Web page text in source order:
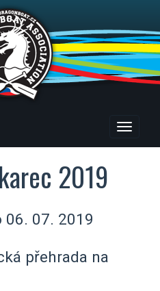
Menu
2019
06. 07. 2019
přehrada na